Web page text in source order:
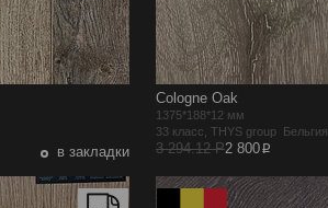
в закладки
Cologne Oak
1375*188*12 мм
33 класс, THYS group Бельгия
3 294.12 Р2 800p